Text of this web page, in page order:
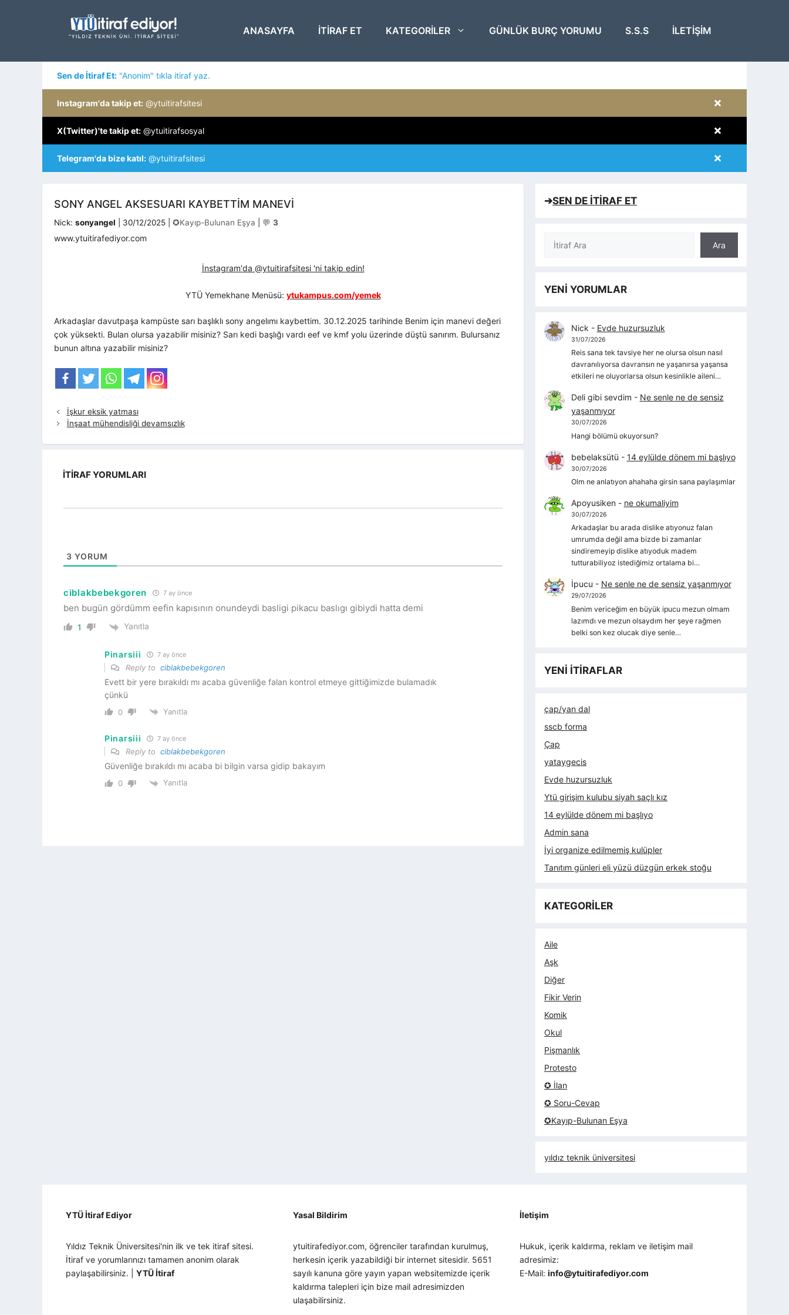
ANASAYFA ITIRAF ET KATEGORILER GÜNLÜK BURÇ YORUMU S.S.S İLETIŞIM
Sen de İtiraf Et: "Anonim" tıkla itiraf yaz.
×
Instagram'da takip et: @ytuitirafsitesi
×
X(Twitter)'te takip et: @ytuitirafsosyal
×
Telegram'da bize katıl: @ytuitirafsitesi
SONY ANGEL AKSESUARI KAYBETTİM MANEVİ
Nick: sonyangel 30/12/2025 Kategoriler
✪Kayıp-Bulunan Eşya 💬 3
www.ytuitirafediyor.com
İnstagram'da @ytuitirafsitesi 'ni takip edin!
YTÜ Yemekhane Menüsü: ytukampus.com/yemek
Arkadaşlar davutpaşa kampüste sarı başlıklı sony angelımı kaybettim. 30.12.2025 tarihinde Benim için manevi değeri
çok yüksekti. Bulan olursa yazabilir misiniz? Sarı kedi başlığı vardı eef ve kmf yolu üzerinde düştü sanırım. Bulursanız
bunun altına yazabilir misiniz?
İşkur eksik yatması
İnşaat mühendisliği devamsızlık
İTIRAF YORUMLARI
3 YORUM
ciblakbebekgoren 7 ay önce
ben bugün gördümm eefin kapısının onundeydi basligi pikacu baslıgı gibiydi hatta demi
1 Yanıtla
Pinarsiii 7 ay önce
Reply to ciblakbebekgoren
Evett bir yere bırakıldı mı acaba güvenliğe falan kontrol etmeye gittiğimizde bulamadık
çünkü
0 Yanıtla
Pinarsiii 7 ay önce
Reply to ciblakbebekgoren
Güvenliğe bırakıldı mı acaba bi bilgin varsa gidip bakayım
0 Yanıtla
➔SEN DE İTİRAF ET
Ara
Ara
YENİ YORUMLAR
Nick - Evde huzursuzluk
31/07/2026
Reis sana tek tavsiye her ne olursa olsun nasıl
davranılıyorsa davransın ne yaşanırsa yaşansa
etkileri ne oluyorlarsa olsun kesinlikle aileni…
Deli gibi sevdim - Ne senle ne de sensiz
yaşanmıyor
30/07/2026
Hangi bölümü okuyorsun?
bebelaksütü - 14 eylülde dönem mi başlıyo
30/07/2026
Olm ne anlatıyon ahahaha girsin sana paylaşımlar
Apoyusiken- ne okumaliyim
30/07/2026
Arkadaşlar bu arada dislike atıyonuz falan
umrumda değil ama bizde bi zamanlar
sindiremeyip dislike atıyoduk madem
tutturabiliyoz istediğimiz ortalama bi…
İpucu - Ne senle ne de sensiz yaşanmıyor
29/07/2026
Benim vericeğim en büyük ipucu mezun olmam
lazımdı ve mezun olsaydım her şeye rağmen
belki son kez olucak diye senle…
YENİ İTİRAFLAR
çap/yan dal
sscb forma
Çap
yataygecis
Evde huzursuzluk
Ytü girişim kulubu siyah saçlı kız
14 eylülde dönem mi başlıyo
Admin sana
İyi organize edilmemiş kulüpler
Tanıtım günleri eli yüzü düzgün erkek stoğu
KATEGORİLER
Aile
Aşk
Diğer
Fikir Verin
Komik
Okul
Pişmanlık
Protesto
✪ İlan
✪ Soru-Cevap
✪Kayıp-Bulunan Eşya
yıldız teknik üniversitesi
YTÜ İtiraf Ediyor
Yıldız Teknik Üniversitesi'nin ilk ve tek itiraf sitesi.
İtiraf ve yorumlarınızı tamamen anonim olarak
paylaşabilirsiniz. | YTÜ İtiraf
Yasal Bildirim
ytuitirafediyor.com, öğrenciler tarafından kurulmuş,
herkesin içerik yazabildiği bir internet sitesidir. 5651
sayılı kanuna göre yayın yapan websitemizde içerik
kaldırma talepleri için bize mail adresimizden
ulaşabilirsiniz.
İletişim
Hukuk, içerik kaldırma, reklam ve iletişim mail
adresimiz:
E-Mail:info@ytuitirafediyor.com